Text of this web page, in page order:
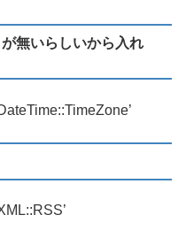
無いらしいから入れ